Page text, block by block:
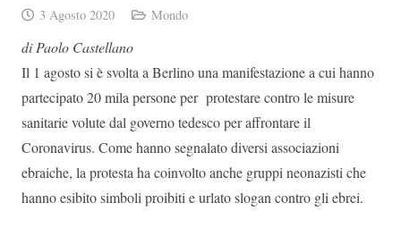
3 Agosto 2020 Mondo
di Paolo Castellano
Il 1 agosto si è svolta a Berlino una manifestazione a cui hanno
partecipato 20 mila persone per protestare contro le misure
sanitarie volute dal governo tedesco per affrontare il
Coronavirus. Come hanno segnalato diversi associazioni
ebraiche, la protesta ha coinvolto anche gruppi neonazisti che
hanno esibito simboli proibiti e urlato slogan contro gli ebrei.